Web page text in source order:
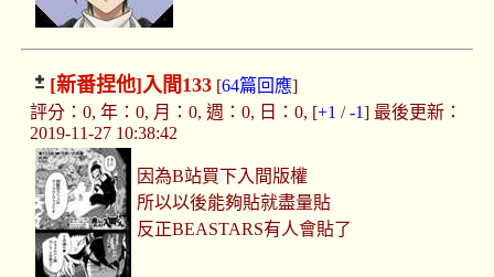
[新番捏他]入間133[64篇回應]
評分：0, 年：0, 月：0, 週：0, 日：0, [+1 /-1] 最後更新：
2019-11-27 10:38:42
因為B站買下入間版權
所以以後能夠貼就盡量貼
反正BEASTARS有人會貼了